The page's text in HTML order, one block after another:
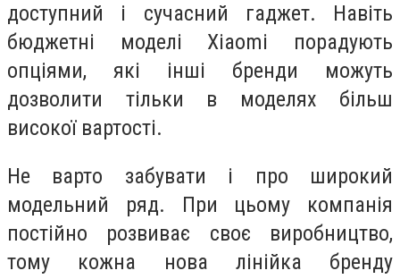
доступний і сучасний гаджет. Навіть
бюджетні моделі Xiaomi порадують
опціями, які інші бренди можуть
дозволити тільки в моделях більш
високої вартості.
Не варто забувати і про широкий
модельний ряд. При цьому компанія
постійно розвиває своє виробництво,
тому кожна нова лінійка бренду